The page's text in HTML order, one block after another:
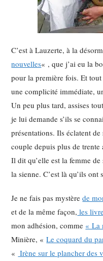
C’est à Lauzerte, à la
nouvelles« , que j’ai eu la
pour la première fois. Et
une complicité immédiate,
Un peu plus tard, assises
je lui demande s’ils se
présentations. Ils éclatent
couple depuis plus de
Il dit qu’elle est la femme
la sienne. C’est là qu’ils
Je ne fais pas mystèrede
et de la même façon, les
mon adhésion, comme « La
Minière, «Le coquard du
« Irène sur le plancher des